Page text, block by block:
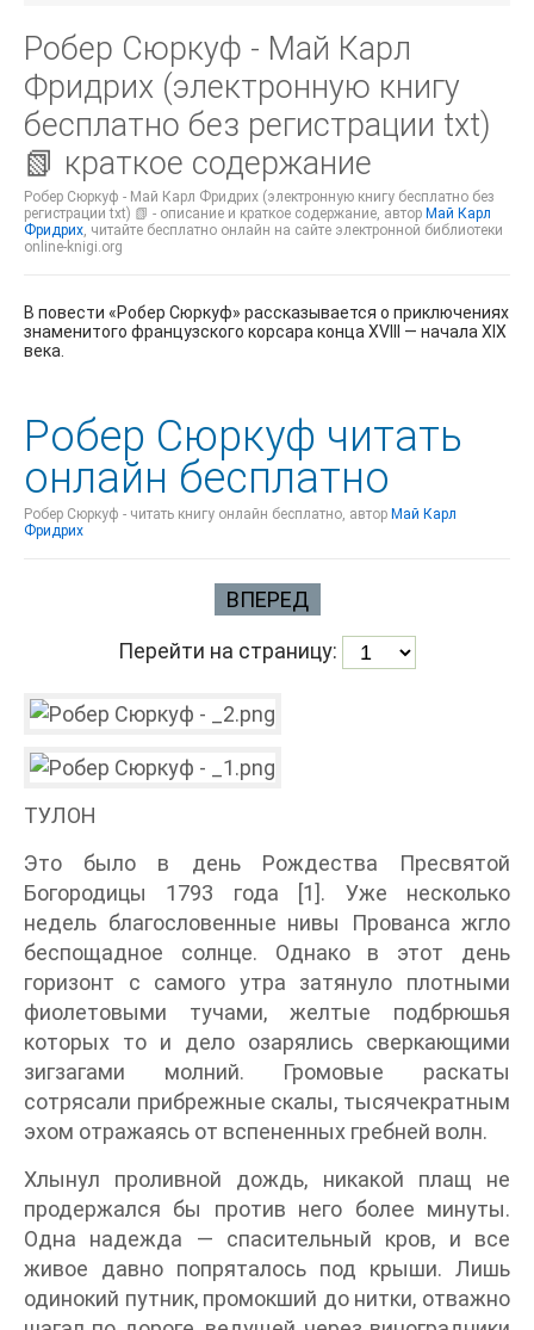
Робер Сюркуф - Май Карл
Фридрих (электронную книгу
бесплатно без регистрации txt)
📗 краткое содержание
Робер Сюркуф - Май Карл Фридрих (электронную книгу бесплатно без
регистрации txt) 📗 - описание и краткое содержание, автор Май Карл
Фридрих, читайте бесплатно онлайн на сайте электронной библиотеки
online-knigi.org
В повести «Робер Сюркуф» рассказывается о приключениях
знаменитого французского корсара конца XVIII — начала XIX
века.
Робер Сюркуф читать
онлайн бесплатно
Робер Сюркуф - читать книгу онлайн бесплатно, автор Май Карл
Фридрих
ВПЕРЕД
Перейти на страницу:
ТУЛОН
Это было в день Рождества Пресвятой
Богородицы 1793 года [1]. Уже несколько
недель благословенные нивы Прованса жгло
беспощадное солнце. Однако в этот день
горизонт с самого утра затянуло плотными
фиолетовыми тучами, желтые подбрюшья
которых то и дело озарялись сверкающими
зигзагами молний. Громовые раскаты
сотрясали прибрежные скалы, тысячекратным
эхом отражаясь от вспененных гребней волн.
Хлынул проливной дождь, никакой плащ не
продержался бы против него более минуты.
Одна надежда — спасительный кров, и все
живое давно попряталось под крыши. Лишь
одинокий путник, промокший до нитки, отважно